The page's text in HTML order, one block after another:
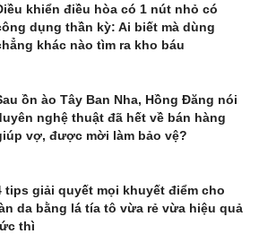
khiển điều hòa có 1 nút nhỏ có
dụng thần kỳ: Ai biết mà dùng
khác nào tìm ra kho báu
ồn ào Tây Ban Nha, Hồng Đăng nói
nghệ thuật đã hết về bán hàng
vợ, được mời làm bảo vệ?
tips giải quyết mọi khuyết điểm cho
da bằng lá tía tô vừa rẻ vừa hiệu quả
thì